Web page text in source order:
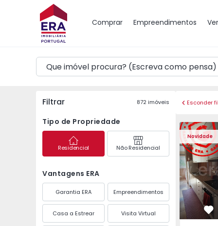
Comprar Empreendimentos
Mapa
Filtrar 872imóveis
Tipo de Propriedade
Residencial Não Residencial
Vantagens ERA
Garantia ERA Empreendimentos
Casa a Estrear Visita Virtual
Esconder
Novidade
Apartamento T3